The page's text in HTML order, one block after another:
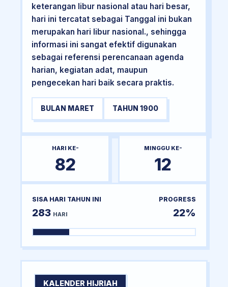
keterangan libur nasional atau hari besar,
hari ini tercatat sebagai Tanggal ini bukan
merupakan hari libur nasional., sehingga
informasi ini sangat efektif digunakan
sebagai referensi perencanaan agenda
harian, kegiatan adat, maupun
pengecekan hari baik secara praktis.
BULAN MARET TAHUN 1900
HARI KE-
82
MINGGU KE-
12
SISA HARI TAHUN INI
283 HARI
PROGRESS
22%
KALENDER HIJRIAH